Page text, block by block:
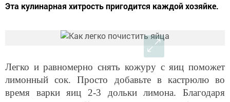
Эта кулинарная хитрость пригодится каждой хозяйке.
Легко и равномерно снять кожуру с яиц поможет
лимонный сок. Просто добавьте в кастрюлю во
время варки яиц 2-3 дольки лимона. Благодаря